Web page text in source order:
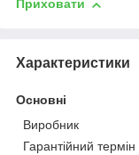
Приховати
Характеристики
Основні
Виробник
Гарантійний термін